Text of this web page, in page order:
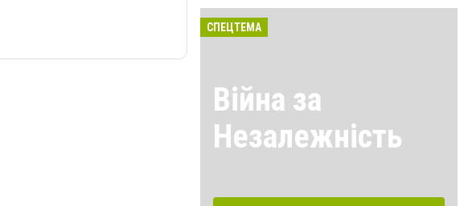
СПЕЦТЕМА
Війна за
Незалежність